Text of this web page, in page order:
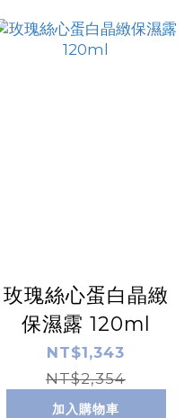
玫瑰絲心蛋白晶緻
保濕露 120ml
NT$1,343
NT$2,354
加入購物車